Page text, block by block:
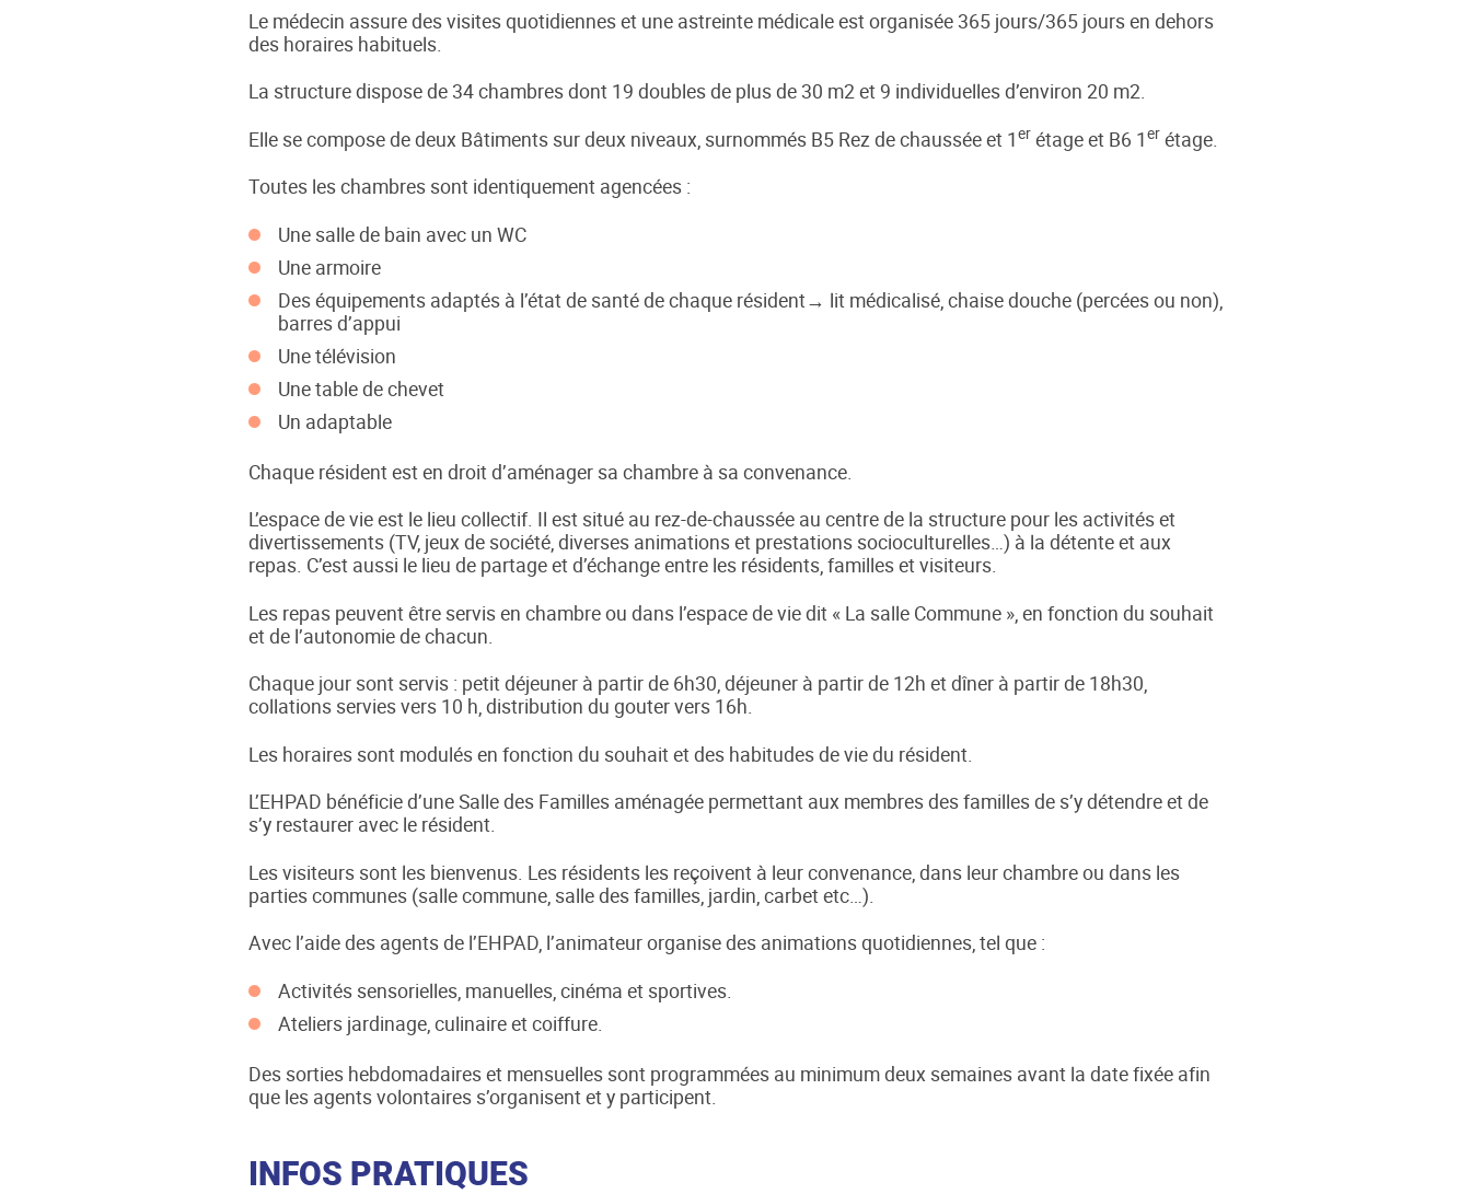
Le médecin assure des visites quotidiennes et une astreinte médicale est organisée 365 jours/365 jours en dehors
des horaires habituels.
La structure dispose de 34 chambres dont 19 doubles de plus de 30 m2 et 9 individuelles d’environ 20 m2.
Elle se compose de deux Bâtiments sur deux niveaux, surnommés B5 Rez de chaussée et 1er étage et B6 1er étage.
Toutes les chambres sont identiquement agencées :
Une salle de bain avec un WC
Une armoire
Des équipements adaptés à l’état de santé de chaque résident→ lit médicalisé, chaise douche (percées ou non),
barres d’appui
Une télévision
Une table de chevet
Un adaptable
Chaque résident est en droit d’aménager sa chambre à sa convenance.
L’espace de vie est le lieu collectif. Il est situé au rez-de-chaussée au centre de la structure pour les activités et
divertissements (TV, jeux de société, diverses animations et prestations socioculturelles…) à la détente et aux
repas. C’est aussi le lieu de partage et d’échange entre les résidents, familles et visiteurs.
Les repas peuvent être servis en chambre ou dans l’espace de vie dit « La salle Commune », en fonction du souhait
et de l’autonomie de chacun.
Chaque jour sont servis : petit déjeuner à partir de 6h30, déjeuner à partir de 12h et dîner à partir de 18h30,
collations servies vers 10 h, distribution du gouter vers 16h.
Les horaires sont modulés en fonction du souhait et des habitudes de vie du résident.
L’EHPAD bénéficie d’une Salle des Familles aménagée permettant aux membres des familles de s’y détendre et de
s’y restaurer avec le résident.
Les visiteurs sont les bienvenus. Les résidents les reçoivent à leur convenance, dans leur chambre ou dans les
parties communes (salle commune, salle des familles, jardin, carbet etc…).
Avec l’aide des agents de l’EHPAD, l’animateur organise des animations quotidiennes, tel que :
Activités sensorielles, manuelles, cinéma et sportives.
Ateliers jardinage, culinaire et coiffure.
Des sorties hebdomadaires et mensuelles sont programmées au minimum deux semaines avant la date fixée afin
que les agents volontaires s’organisent et y participent.
INFOS PRATIQUES